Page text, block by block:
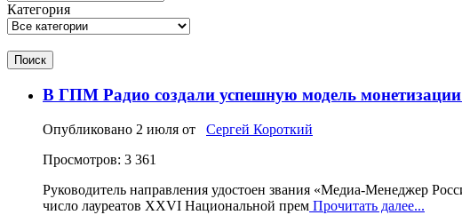
Категория
Поиск
В ГПМ Радио создали успешную модель
Опубликовано 2 июля от Сергей Короткий
Просмотров: 3 361
Руководитель направления удостоен звания «Медиа‑Менеджер
число лауреатов XXVI Национальной прем Прочитать далее...